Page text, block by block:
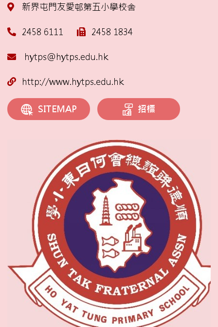
新界屯門友愛邨第五小學校舍
2458 6111 2458 1834
hytps@hytps.edu.hk
http://www.hytps.edu.hk
SITEMAP 招標